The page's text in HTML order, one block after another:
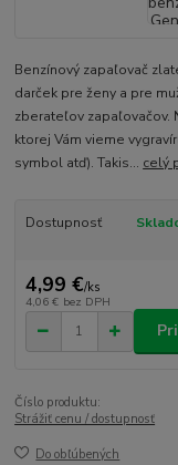
Benzínový zapaľovač
darček pre ženy a pre
zberateľov zapaľovačov.
ktorej Vám vieme
symbol atď). Takis... celý
Dostupnosť
4,99 €/ks
4,06 € bez DPH
Číslo produktu:
Strážiť cenu / dostupnosť
Do obľúbených